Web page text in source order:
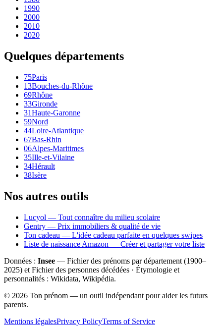
1990
2000
2010
2020
Quelques départements
75Paris
13Bouches-du-Rhône
69Rhône
33Gironde
31Haute-Garonne
59Nord
44Loire-Atlantique
67Bas-Rhin
06Alpes-Maritimes
35Ille-et-Vilaine
34Hérault
38Isère
Nos autres outils
Lucyol — Tout connaître du milieu scolaire
Gentry — Prix immobiliers & qualité de vie
Ton cadeau — L'idée cadeau parfaite en quelques swipes
Liste de naissance Amazon — Créer et partager votre liste
Données : Insee — Fichier des prénoms par département (1900–
2025) et Fichier des personnes décédées · Étymologie et
personnalités : Wikidata, Wikipédia.
© 2026 Ton prénom — un outil indépendant pour aider les futurs
parents.
Mentions légalesPrivacy PolicyTerms of Service